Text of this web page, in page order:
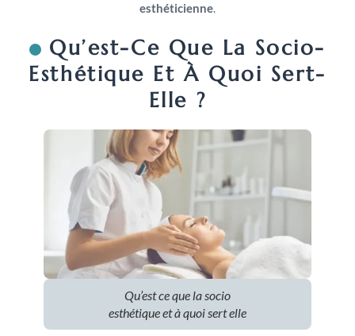
esthéticienne.
Qu’est-Ce Que La Socio-
Esthétique Et À Quoi Sert-
Elle ?
Qu’est ce que la socio
esthétique et à quoi sert elle